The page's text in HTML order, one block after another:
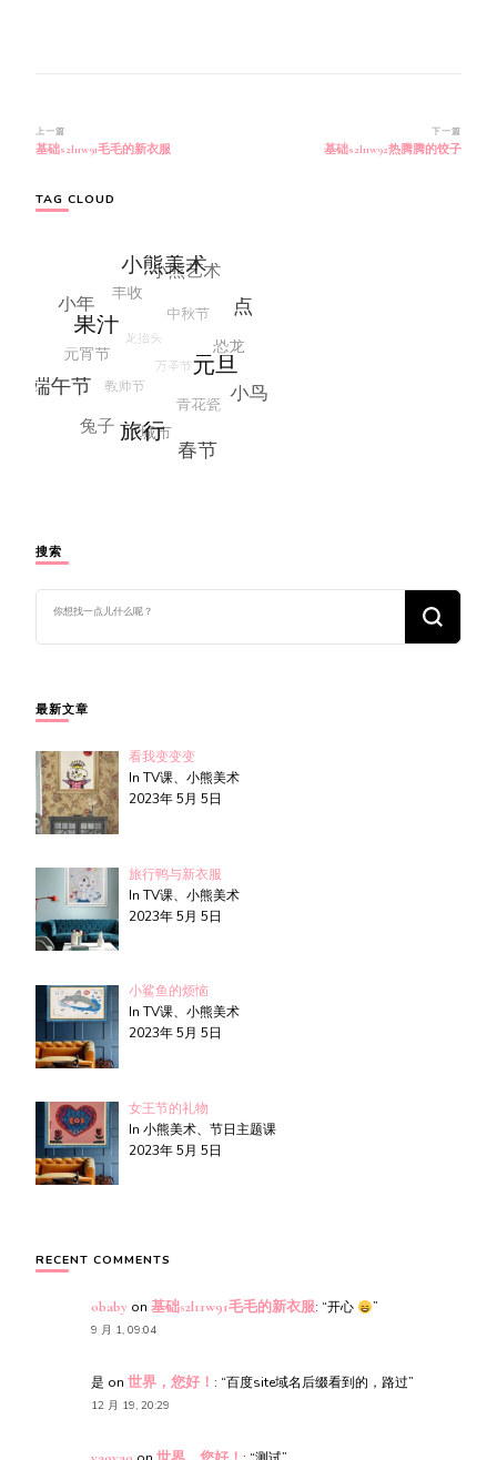
博
文
航
上一篇
基础s2l11w91毛毛的新衣服
下一篇
基础s2l11w92热腾腾的饺子
TAG CLOUD
搜索
么
吗?
最新文章
看我变变变
In TV课、小熊美术
2023年 5月 5日
旅行鸭与新衣服
In TV课、小熊美术
2023年 5月 5日
小鲨鱼的烦恼
In TV课、小熊美术
2023年 5月 5日
女王节的礼物
In 小熊美术、节日主题课
2023年 5月 5日
RECENT COMMENTS
obaby on 基础s2l11w91毛毛的新衣服: “开心 ”
9 月 1, 09:04
是 on 世界，您好！ : “百度site域名后缀看到的，路过”
12 月 19, 20:29